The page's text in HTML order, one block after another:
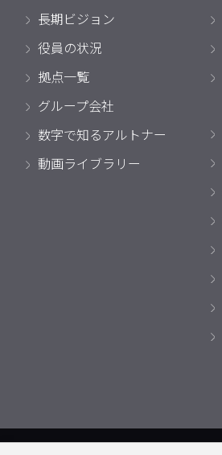
長期ビジョン
役員の状況
拠点一覧
グループ会社
数字で知るアルトナー
動画ライブラリー